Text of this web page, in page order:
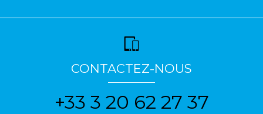
CONTACTEZ-NOUS
+33 3 20 62 27 37